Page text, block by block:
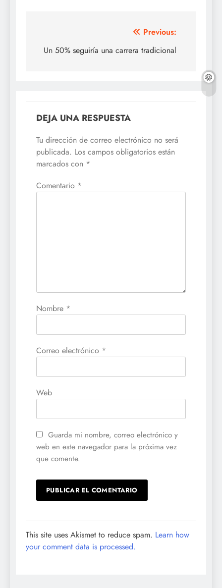
de
Previous:
Un 50% seguiría una carrera tradicional
DEJA UNA RESPUESTA
Tu dirección de correo electrónico no será
publicada. Los campos obligatorios están
marcados con *
Comentario *
Nombre *
Correo electrónico *
Web
Guarda mi nombre, correo electrónico y
web en este navegador para la próxima vez
que comente.
This site uses Akismet to reduce spam. Learn how
your comment data is processed.